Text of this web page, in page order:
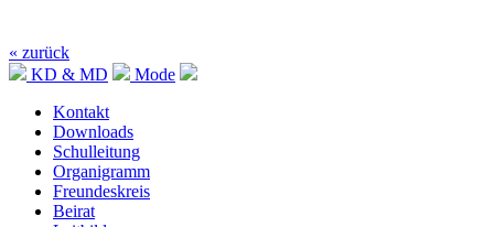
« zurück
KD & MD
Mode
Kontakt
Downloads
Schulleitung
Organigramm
Freundeskreis
Beirat